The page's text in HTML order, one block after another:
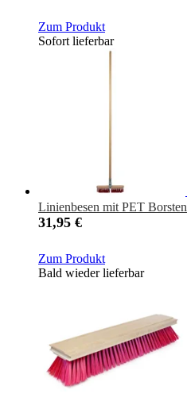
Zum Produkt
Sofort lieferbar
Linienbesen mit PET Borsten
31,95 €
Zum Produkt
Bald wieder lieferbar